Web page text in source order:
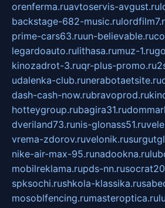
orenferma.ruavtoservis-avgust.ru
backstage-682-music.ru
prime-cars63.ruun-believable.ru
legardoauto.rulithasa.rumuz-1.ru
kinozadrot-3.ruqr-plus-promo.ru
udalenka-club.runerabotaetsite.ru
dash-cash-now.rubravoprod.ru
hotteygroup.rubagira31.ru
dveriland73.runis-glonass51.ru
vrema-zdorov.ruvelonik.ru
nike-air-max-95.runadookna.ru
mobilreklama.rupds-nn.ru
spksochi.rushkola-klassika.ru
mosoblfencing.rumasteroptica.ru